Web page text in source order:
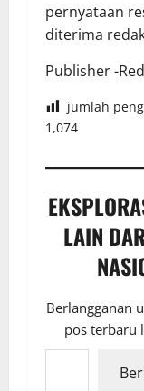
pernyataan
diterima
Publisher -Red
jumlah
1,074
LAIN
Berlangganan
pos terbaru
Ketikkan email Anda...